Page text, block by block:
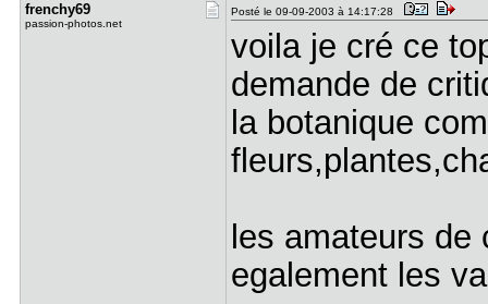
frenchy69
passion-photos.net
Posté le 09-09-2003 à 14:17:28
voila je cré ce
demande de
la botanique
les amateurs
egalement les